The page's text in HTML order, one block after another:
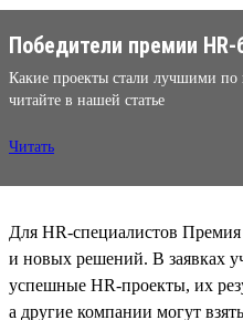
Победители премии HR-
Какие проекты стали лучшими
читайте в нашей статье
Читать
Для HR-специалистов
и новых решений. В заявках
успешные HR-проекты, их
а другие компании могут